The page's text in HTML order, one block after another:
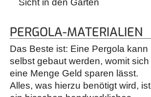
Sicht in den Garten
PERGOLA-MATERIALIEN
Das Beste ist: Eine Pergola kann
selbst gebaut werden, womit sich
eine Menge Geld sparen lässt.
Alles, was hierzu benötigt wird, ist